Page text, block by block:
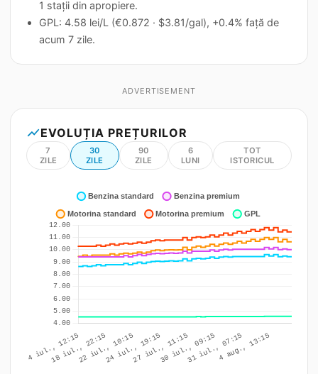
1 stații din apropiere.
GPL: 4.58 lei/L (€0.872 · $3.81/gal), +0.4% față de
acum 7 zile.
ADVERTISEMENT
show_chartEVOLUȚIA PREȚURILOR
7
ZILE
30
ZILE
90
ZILE
6
LUNI
TOT
ISTORICUL